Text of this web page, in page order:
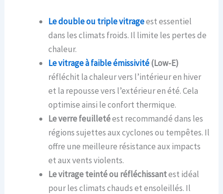
Le double ou triple vitrageest essentiel
dans les climats froids. Il limite les pertes de
chaleur.
Le vitrage à faible émissivité(Low-E)
réfléchit la chaleur vers l’intérieur en hiver
et la repousse vers l’extérieur en été. Cela
optimise ainsi le confort thermique.
Le verre feuilletéest recommandé dans les
régions sujettes aux cyclones ou tempêtes. Il
offre une meilleure résistance aux impacts
et aux vents violents.
Le vitrage teinté ou réfléchissantest idéal
pour les climats chauds et ensoleillés. Il